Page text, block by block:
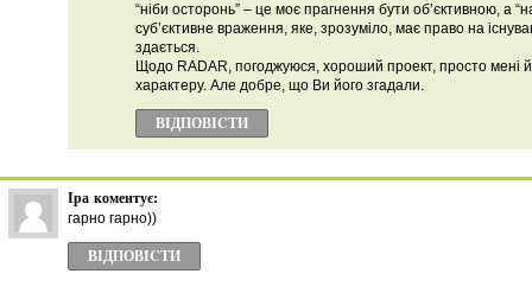
“ніби осторонь” – це моє прагнення бути об’єктивною, а
суб’єктивне враження, яке, зрозуміло, має право на
здається.
Щодо RADAR, погоджуюся, хороший проект, просто мені
характеру. Але добре, що Ви його згадали.
ВІДПОВІCТИ
Іра коментує:
гарно гарно))
ВІДПОВІCТИ